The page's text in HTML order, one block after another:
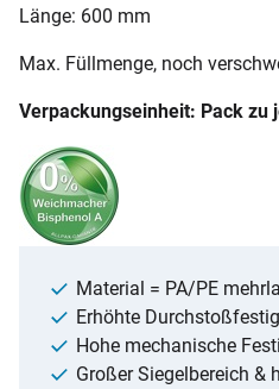
Länge: 600 mm
Max. Füllmenge, noch
Verpackungseinheit: Pack zu
Material = PA/PE
Erhöhte
Hohe mechanische
Großer Siegelbereich &